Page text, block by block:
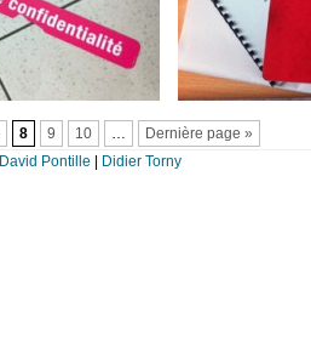
8 9 10 …
Dernière page »
David Pontille Didier Torny